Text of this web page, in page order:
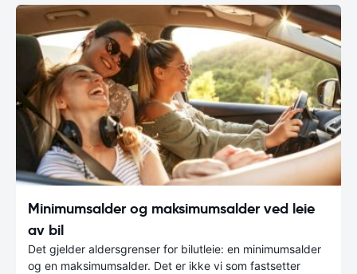
Minimumsalder og maksimumsalder ved leie
av bil
Det gjelder aldersgrenser for bilutleie: en minimumsalder
og en maksimumsalder. Det er ikke vi som fastsetter